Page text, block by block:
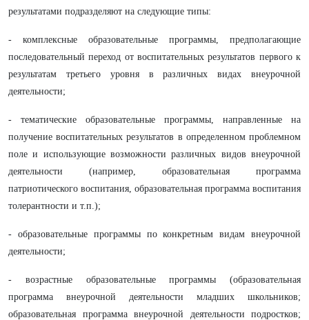
результатами подразделяют на следующие типы:
- комплексные образовательные программы, предполагающие
последовательный переход от воспитательных результатов первого к
результатам третьего уровня в различных видах внеурочной
деятельности;
- тематические образовательные программы, направленные на
получение воспитательных результатов в определенном проблемном
поле и использующие возможности различных видов внеурочной
деятельности (например, образовательная программа
патриотического воспитания, образовательная программа воспитания
толерантности и т.п.);
- образовательные программы по конкретным видам внеурочной
деятельности;
- возрастные образовательные программы (образовательная
программа внеурочной деятельности младших школьников;
образовательная программа внеурочной деятельности подростков;